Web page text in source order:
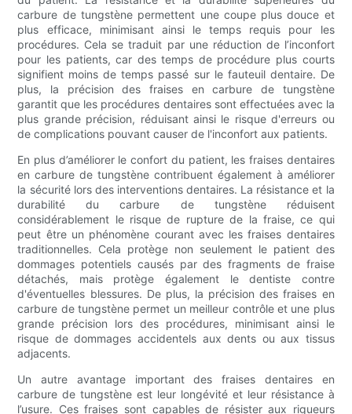
carbure de tungstène permettent une coupe plus douce et
plus efficace, minimisant ainsi le temps requis pour les
procédures. Cela se traduit par une réduction de l’inconfort
pour les patients, car des temps de procédure plus courts
signifient moins de temps passé sur le fauteuil dentaire. De
plus, la précision des fraises en carbure de tungstène
garantit que les procédures dentaires sont effectuées avec la
plus grande précision, réduisant ainsi le risque d'erreurs ou
de complications pouvant causer de l'inconfort aux patients.
En plus d’améliorer le confort du patient, les fraises dentaires
en carbure de tungstène contribuent également à améliorer
la sécurité lors des interventions dentaires. La résistance et la
durabilité du carbure de tungstène réduisent
considérablement le risque de rupture de la fraise, ce qui
peut être un phénomène courant avec les fraises dentaires
traditionnelles. Cela protège non seulement le patient des
dommages potentiels causés par des fragments de fraise
détachés, mais protège également le dentiste contre
d'éventuelles blessures. De plus, la précision des fraises en
carbure de tungstène permet un meilleur contrôle et une plus
grande précision lors des procédures, minimisant ainsi le
risque de dommages accidentels aux dents ou aux tissus
adjacents.
Un autre avantage important des fraises dentaires en
carbure de tungstène est leur longévité et leur résistance à
l’usure. Ces fraises sont capables de résister aux rigueurs